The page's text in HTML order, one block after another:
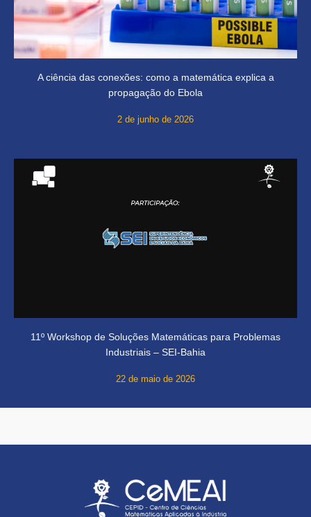
A ciência das conexões: como a matemática explica a
propagação do Ebola
2 de junho de 2026
11º Workshop de Soluções Matemáticas para Problemas
Industriais – SEI-Bahia
22 de maio de 2026